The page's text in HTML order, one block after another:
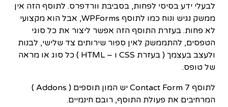
לבעלי ידע בסיסי לפחות, בסביבת וורדפרס. לתוסף הזה אין
ממשק נגיש ונוח כמו לתוסף WPForms, אבל הוא מקצועי
לא פחות. בעזרת התוסף הזה אפשר ליצור את כל סוגי
הטפסים, להתממשק לאין ספור שירותים צד שלישי, לבנות
ולעצב בעצמך ( בעזרת CSS ו – HTML ) כל סוג או מראה
של טופס.
לתוסף Contact Form 7 יש המון תוספים ( Addons )
המרחיבים את פעולת התוסף, רובם חינמיים.